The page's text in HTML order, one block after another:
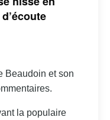
Beaudoin et son
la populaire